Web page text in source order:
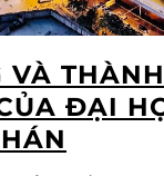
VÀ
ĐẠI